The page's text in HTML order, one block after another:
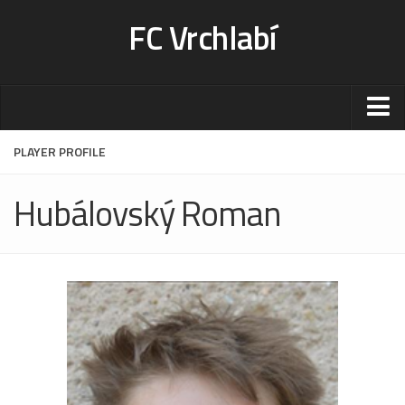
FC Vrchlabí
Stadion
Kontakt-rezervace
Kontakt
Vedení
Historie
PLAYER PROFILE
Hubálovský Roman